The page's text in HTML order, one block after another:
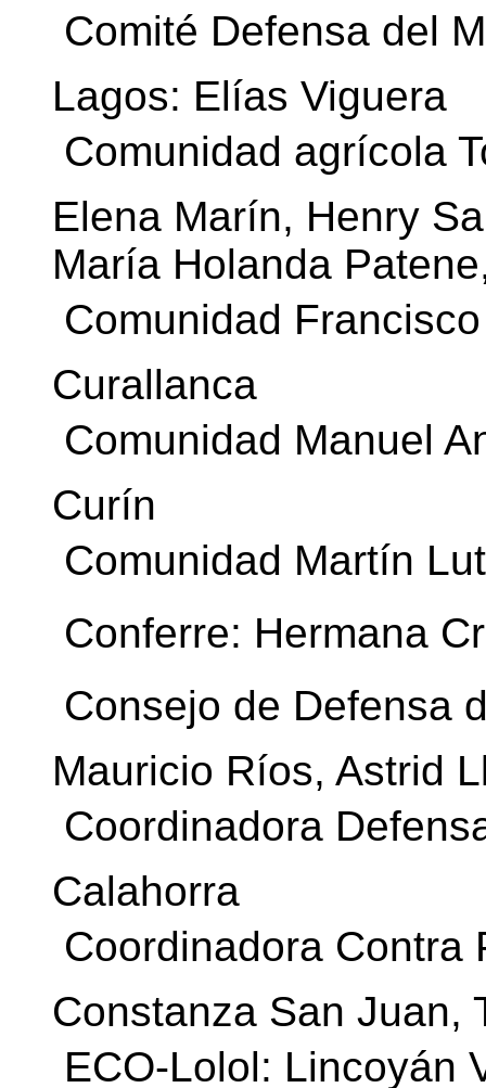
 Comité Defensa del
Lagos: Elías Viguera
 Comunidad agrícola
Elena Marín, Henry
María Holanda
 Comunidad
Curallanca
 Comunidad Manuel
Curín
 Comunidad Martín
 Conferre: Hermana
 Consejo de
Mauricio Ríos, Astrid
 Coordinadora
Calahorra
 Coordinadora
Constanza San Juan,
 ECO-Lolol: Lincoyán